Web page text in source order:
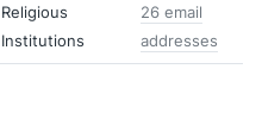
Religious
Institutions
26 email
addresses